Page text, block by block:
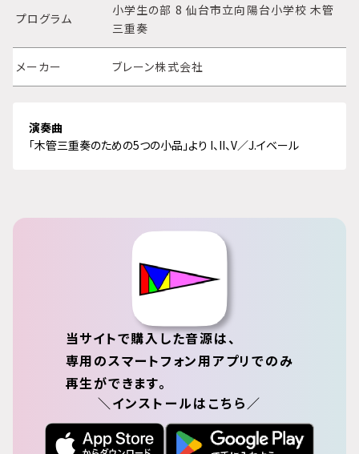
プログラム
小学生の部 8 仙台市立向陽台小学校 木管
三重奏
メーカー ブレーン株式会社
演奏曲
「木管三重奏のための5つの小品」より I、II、V／J.イベール
当サイトで購入した音源は、
専用のスマートフォン用アプリでのみ
再生ができます。
＼インストールはこちら／